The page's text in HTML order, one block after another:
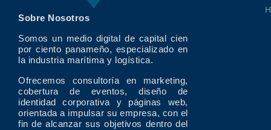
Sobre Nosotros
Somos un medio digital de capital cien
por ciento panameño, especializado en
la industria marítima y logística.
Ofrecemos consultoría en marketing,
cobertura de eventos, diseño de
identidad corporativa y páginas web,
orientada a impulsar su empresa, con el
fin de alcanzar sus objetivos dentro del